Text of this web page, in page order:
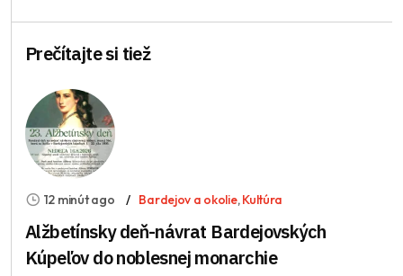
Prečítajte si tiež
12 minút ago Bardejov a okolie,Kultúra
Alžbetínsky deň-návrat Bardejovských
Kúpeľov do noblesnej monarchie